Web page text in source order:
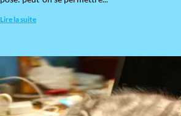
Lire la suite